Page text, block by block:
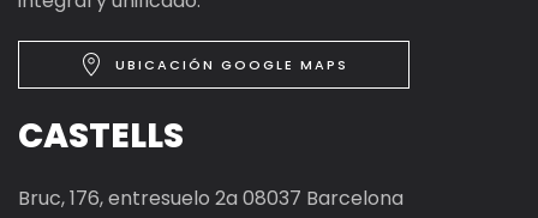
UBICACIÓN GOOGLE MAPS
CASTELLS
Bruc, 176, entresuelo 2a 08037 Barcelona